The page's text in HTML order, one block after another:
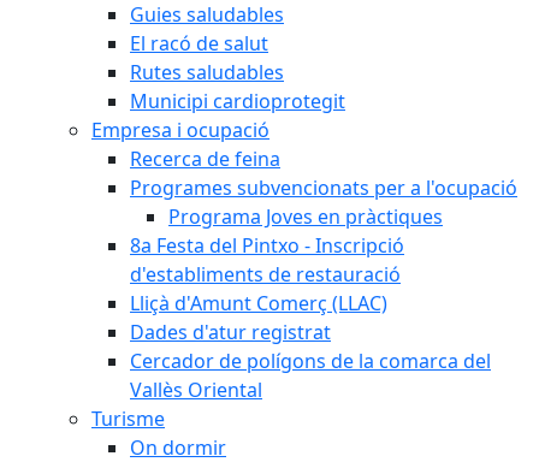
Guies saludables
El racó de salut
Rutes saludables
Municipi cardioprotegit
Empresa i ocupació
Recerca de feina
Programes subvencionats per a l'ocupació
Programa Joves en pràctiques
8a Festa del Pintxo - Inscripció
d'establiments de restauració
Lliçà d'Amunt Comerç (LLAC)
Dades d'atur registrat
Cercador de polígons de la comarca del
Vallès Oriental
Turisme
On dormir